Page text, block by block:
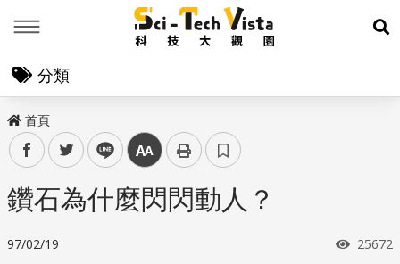
展
分類
首頁
facebooktwitter line 中
鑽石為什麼閃閃動人？
97/02/19 瀏覽次
25672